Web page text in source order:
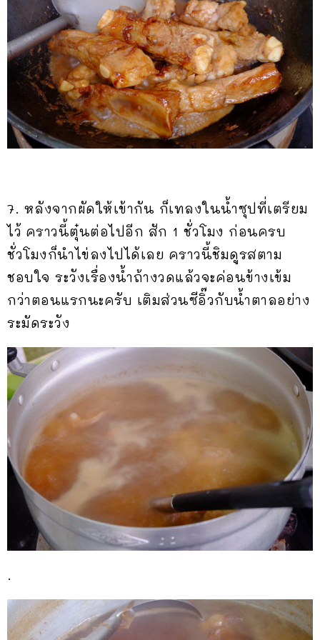
7. หลังจากผัดให้เข้ากัน ก็เทลงในน้ำซุปที่เตรียม
ไว้ คราวนี้ตุ๋นต่อไปอีก สัก 1 ชั่วโมง ก่อนครบ
ชั่วโมงก็นำไข่ลงไปได้เลย คราวนี้ชิมดูรสตาม
ชอบใจ ระวังเรื่องน้ำถ้างวดแล้วจะค่อนข้างเข้ม
กว่าตอนแรกนะครับ เติมส่วนซีอิ๊วกับน้ำตาลอย่าง
ระมัดระวัง
.